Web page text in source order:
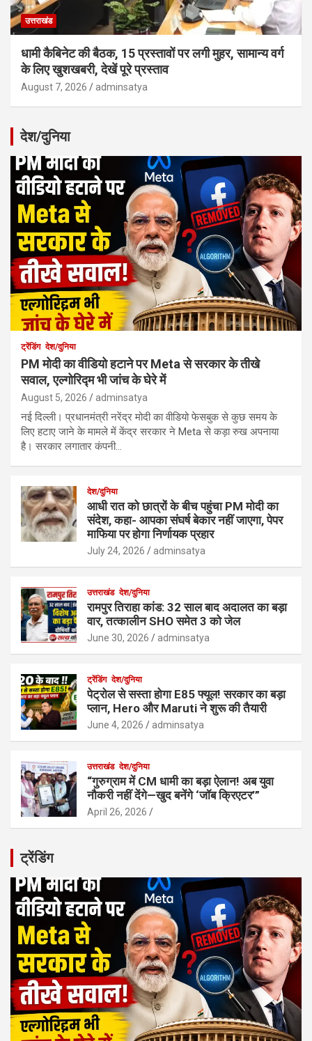
उत्तराखंड
धामी कैबिनेट की बैठक, 15 प्रस्तावों पर लगी मुहर, सामान्य वर्ग
के लिए खुशखबरी, देखें पूरे प्रस्ताव
August 7, 2026 adminsatya
देश/दुनिया
ट्रेंडिंग देश/दुनिया
PM मोदी का वीडियो हटाने पर Meta से सरकार के तीखे
सवाल, एल्गोरिद्म भी जांच के घेरे में
August 5, 2026 adminsatya
नई दिल्ली। प्रधानमंत्री नरेंद्र मोदी का वीडियो फेसबुक से कुछ समय के
लिए हटाए जाने के मामले में केंद्र सरकार ने Meta से कड़ा रुख अपनाया
है। सरकार लगातार कंपनी…
देश/दुनिया
आधी रात को छात्रों के बीच पहुंचा PM मोदी का
संदेश, कहा- आपका संघर्ष बेकार नहीं जाएगा, पेपर
माफिया पर होगा निर्णायक प्रहार
July 24, 2026 adminsatya
उत्तराखंड देश/दुनिया
रामपुर तिराहा कांड: 32 साल बाद अदालत का बड़ा
वार, तत्कालीन SHO समेत 3 को जेल
June 30, 2026 adminsatya
ट्रेंडिंग देश/दुनिया
पेट्रोल से सस्ता होगा E85 फ्यूल! सरकार का बड़ा
प्लान, Hero और Maruti ने शुरू की तैयारी
June 4, 2026 adminsatya
उत्तराखंड देश/दुनिया
“गुरुग्राम में CM धामी का बड़ा ऐलान! अब युवा
नौकरी नहीं देंगे—खुद बनेंगे ‘जॉब क्रिएटर’”
April 26, 2026
ट्रेंडिंग